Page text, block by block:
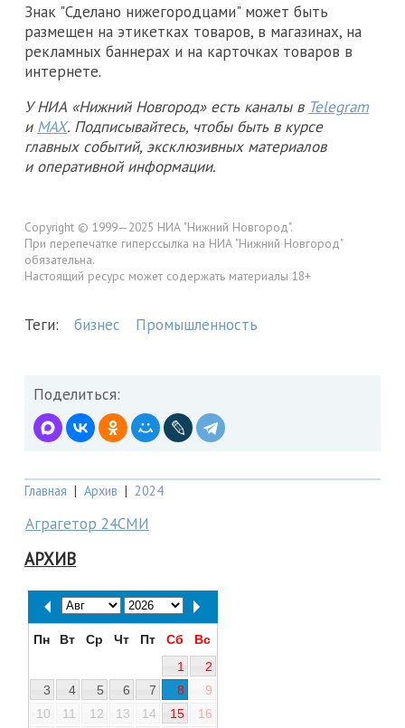
Знак "Сделано нижегородцами" может быть
размещен на этикетках товаров, в магазинах, на
рекламных баннерах и на карточках товаров в
интернете.
У НИА «Нижний Новгород» есть каналы в Telegram
и MAX. Подписывайтесь, чтобы быть в курсе
главных событий, эксклюзивных материалов
и оперативной информации.
Copyright © 1999—2025 НИА "Нижний Новгород".
При перепечатке гиперссылка на НИА "Нижний Новгород"
обязательна.
Настоящий ресурс может содержать материалы 18+
Теги: бизнес Промышленность
Поделиться:
Главная | Архив | 2024
Аграгетор 24СМИ
АРХИВ
Пн Вт Ср Чт Пт Сб
Вс
1
2
3
4 5 6 7 8
9
10
11 12 13 14 15
16